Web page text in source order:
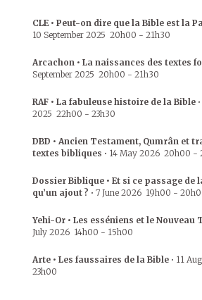
CLE • Peut-on dire que la Bible est la
10 September 2025 20h00 - 21h30
Arcachon • La naissances des textes
September 2025 20h00 - 21h30
RAF • La fabuleuse histoire de la Bible •
2025 22h00 - 23h30
DBD • Ancien Testament, Qumrân et
textes bibliques • 14 May 2026 20h00 -
Dossier Biblique • Et si ce passage de
qu’un ajout ? • 7 June 2026 19h00 -
Yehi-Or • Les esséniens et le Nouveau
July 2026 14h00 - 15h00
Arte • Les faussaires de la Bible • 11
23h00